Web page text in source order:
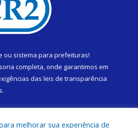
ou sistema para prefeituras!
completa, onde garantimos em
das leis de transparência
melhorar sua experiência de